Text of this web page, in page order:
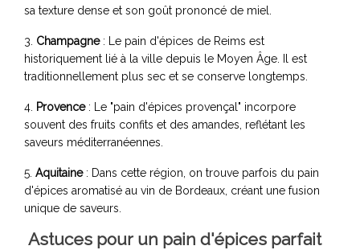
sa texture dense et son goût prononcé de miel.
3. Champagne: Le pain d'épices de Reims est
historiquement lié à la ville depuis le Moyen Âge. Il est
traditionnellement plus sec et se conserve longtemps.
4. Provence: Le "pain d'épices provençal" incorpore
souvent des fruits confits et des amandes, reflétant les
saveurs méditerranéennes.
5. Aquitaine: Dans cette région, on trouve parfois du pain
d'épices aromatisé au vin de Bordeaux, créant une fusion
unique de saveurs.
Astuces pour un pain d'épices parfait